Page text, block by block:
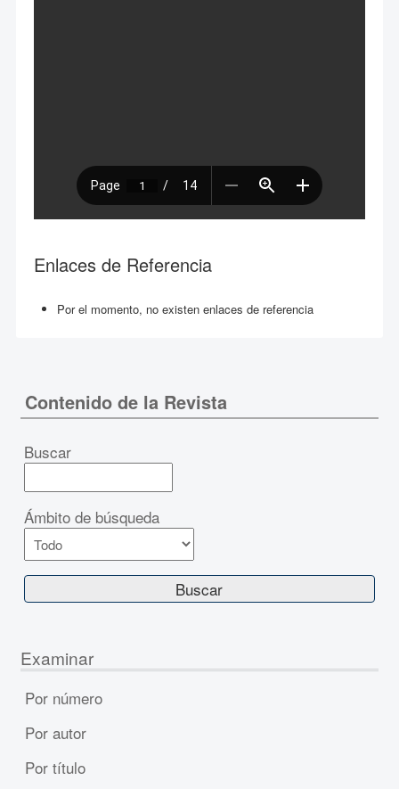
Enlaces de Referencia
Por el momento, no existen enlaces de referencia
Contenido de la Revista
Buscar
Ámbito de búsqueda
Examinar
Por número
Por autor
Por título